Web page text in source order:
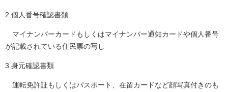
2.個人番号確認書類
マイナンバーカードもしくはマイナンバー通知カードや個人番号
が記載されている住民票の写し
3.身元確認書類
運転免許証もしくはパスポート、在留カードなど顔写真付きのも